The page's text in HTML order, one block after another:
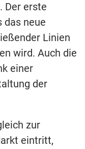
Der erste
das neue
Linien
wird. Auch die
einer
der
zur
eintritt,